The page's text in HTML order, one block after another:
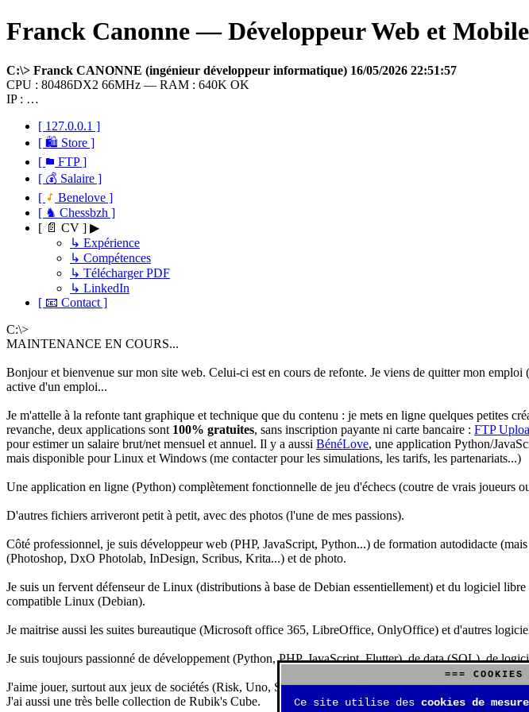
Franck Canonne — Développeur Web et
C:\> Franck CANONNE (ingénieur développeur informatique) 16/05/2026 22:51:57
CPU : 80486DX2 66MHz — RAM : 640K OK
IP : …
[ 127.0.0.1 ]
[ 🛍 Store ]
[
FTP ]
[ 💰 Salaire ]
[
Benelove ]
[ ♞ Chessbzh ]
[ 📄 CV ] ▶
↳ Expérience
↳ Compétences
↳ Télécharger PDF
↳ LinkedIn
[ 📧 Contact ]
C:\>
MAINTENANCE EN COURS...
Bonjour et bienvenue sur mon site web. Celui-ci est en cours de refonte. Je viens de quitter mon
active d'un emploi...
Je m'attelle à la refonte tant graphique et technique que du contenu : je mets en ligne quelques petites
revanche, deux applications sont 100% gratuites, sans inscription payante ni carte bancaire : FTP
pour estimer un salaire brut/net mensuel et annuel. Il y a aussi BénéLove, une application Python/
mais disponible pour Linux et Windows (me contacter pour les simulations, les tarifs, les partenariats...)
Une application en ligne (Python) complètement fonctionnelle de jeu d'échecs (coutre de vrais joueurs
D'autres fichiers arriveront petit à petit, avec des photos (l'une de mes passions).
Côté professionnel, je suis développeur web (PHP, JavaScript, Python...) de formation autodidacte
(Photoshop, DxO Photolab, InDesign, Scribus, Krita...) et de photo.
Je suis un fervent défenseur de Linux (distributions à base de Debian essentiellement) et du logiciel
compatible Linux (Debian).
Je maitrise aussi les suites bureautique (Microsoft office 365, LibreOffice, OnlyOffice) et d'autres
Je suis toujours passionné de développement (Python, PHP, JavaScript, Flutter), de data (SQL), de
J'aime jouer, surtout aux jeux de sociétés (Risk, Uno, Scrabble...), mais aussi aux jeux de stratégie
J'ai aussi une très belle collection de Rubik's Cube.
===
Ce site utilise des cookies de